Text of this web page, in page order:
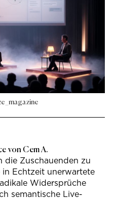
von Cem A.
die Zuschauenden zu
Echtzeit unerwartete
Widersprüche
semantische Live-